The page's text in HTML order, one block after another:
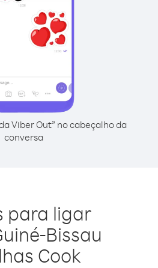
Viber Out” no cabeçalho da
conversa
para ligar
Bissau
Cook